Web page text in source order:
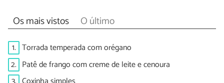
Os mais vistos O último
1. Torrada temperada com orégano
2. Patê de frango com creme de leite e cenoura